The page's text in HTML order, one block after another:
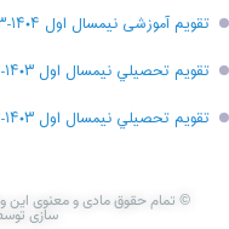
تقویم آموزشی نیمسال اول ۱۴۰۴-۱۴۰۳
تقويم تحصيلي نيمسال اول ۱۴۰۳-۱۴۰۲- جديد
تقويم تحصيلي نيمسال اول ۱۴۰۳-۱۴۰۲
© تمام حقوق مادی و معنوی این
سازی